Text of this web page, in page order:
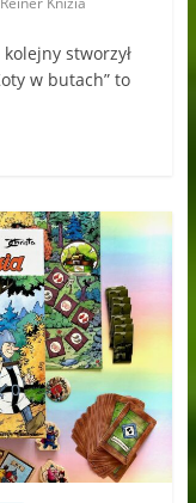
stworzył
w butach” to